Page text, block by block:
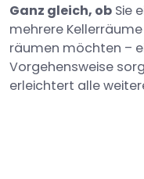
Ganz gleich, ob Sie
mehrere Kellerräume
räumen möchten –
Vorgehensweise
erleichtert alle